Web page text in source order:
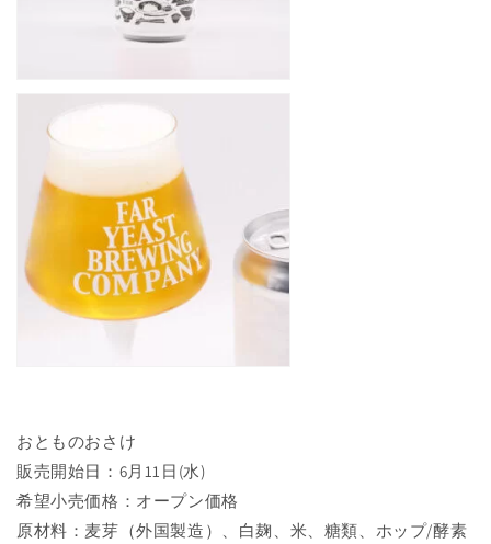
おとものおさけ
販売開始日：6月11日(水)
希望小売価格：オープン価格
原材料：麦芽（外国製造）、白麹、米、糖類、ホップ/酵素